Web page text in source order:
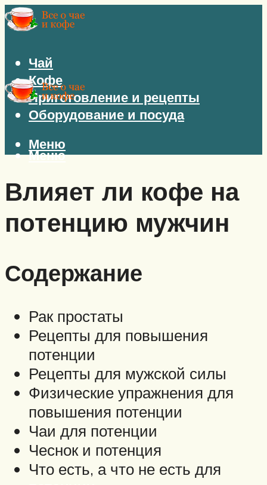
Чай
Кофе
Приготовление и рецепты
Оборудование и посуда
Меню
Меню
Влияет ли кофе на
потенцию мужчин
Содержание
Рак простаты
Рецепты для повышения
потенции
Рецепты для мужской силы
Физические упражнения для
повышения потенции
Чаи для потенции
Чеснок и потенция
Что есть, а что не есть для